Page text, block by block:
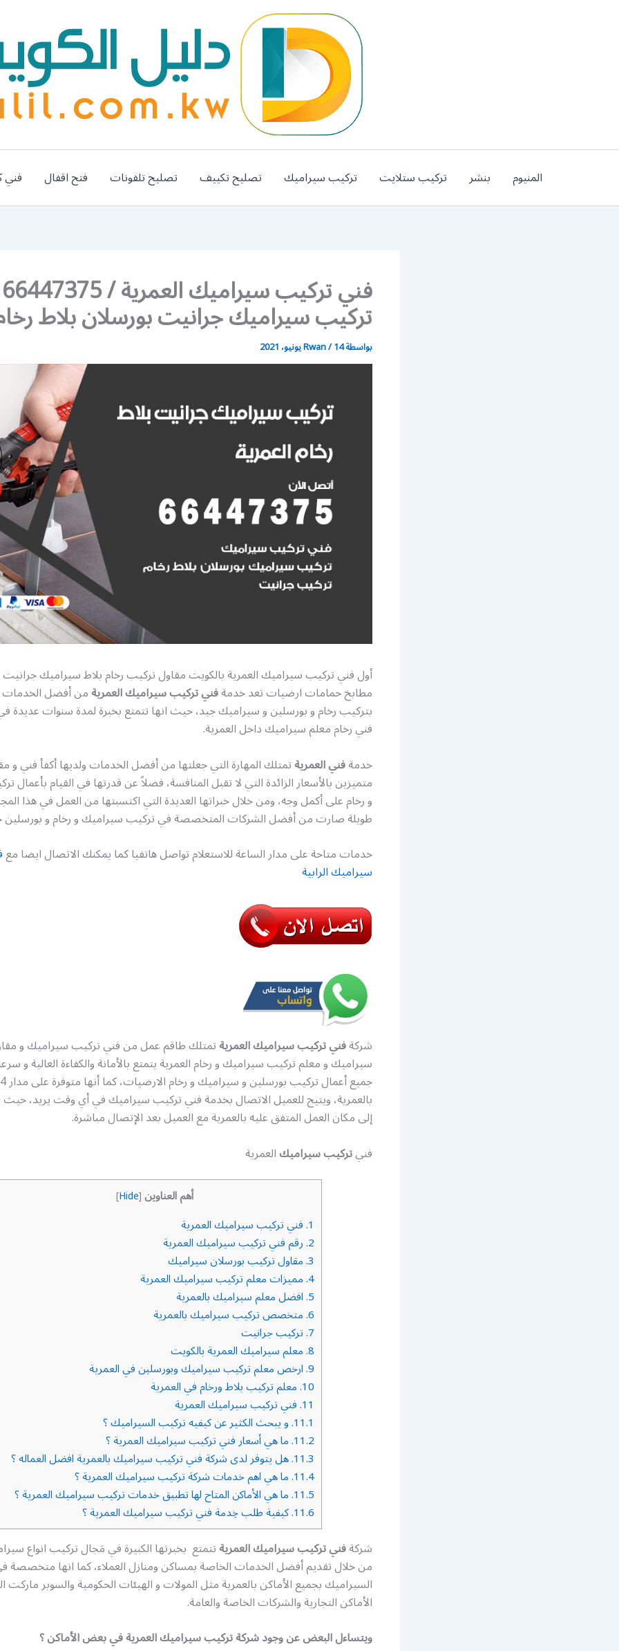
المنيوم بنشر تركيب ستلايت تركيب سيراميك تصليح تكييف تصليح تلفونات فتح اقفال فني
تركيب سيراميك جرانيت بورسلان بلاط
بواسطة Rwan/14 يونيو، 2021
أول فني تركيب سيراميك العمرية بالكويت مقاول تركيب رخام بلاط سيراميك
مطابخ حمامات ارضيات تعد خدمةفني تركيب سيراميك العمريةمن أفضل الخدمات
بتركيب رخام و بورسلين و سيراميك جيد، حيث انها تتمتع بخبرة لمدة سنوات عديدة
فني رخام معلم سيراميك داخل العمرية.
خدمةفني العمريةتمتلك المهارة التي جعلتها من أفضل الخدمات ولديها أكفأ فني و
متميزين بالأسعار الزائدة التي لا تقبل المنافسة، فضلاً عن قدرتها في القيام بأعمال
و رخام على أكمل وجه، ومن خلال خبراتها العديدة التي اكتسبتها من العمل في هذا
طويلة صارت من أفضل الشركات المتخصصة في تركيب سيراميك و رخام و بورسلين
خدمات متاحة على مدار الساعة للاستعلام تواصل هاتفيا كما يمكنك الاتصال ايضا مع
سيراميك الرابية
شركةفني تركيب سيراميك العمريةتمتلك طاقم عمل من فني تركيب سيراميك و
سيراميك و معلم تركيب سيراميك و رخام العمرية يتمتع بالأمانة والكفاءة العالية و
بالعمرية، ويتيح للعميل الاتصال بخدمة فني تركيب سيراميك في أي وقت يريد، حيث
إلى مكان العمل المتفق عليه بالعمرية مع العميل بعد الإتصال مباشرة.
فنيتركيب سيراميكالعمرية
أهم العناوين [
Hide
]
1. فني تركيب سيراميك العمرية
2. رقم فني تركيب سيراميك العمرية
3. مقاول تركيب بورسلان سيراميك
4. مميزات معلم تركيب سيراميك العمرية
5. افضل معلم سيراميك بالعمرية
6. متخصص تركيب سيراميك بالعمرية
7. تركيب جرانيت
8. معلم سيراميك العمرية بالكويت
9. ارخص معلم تركيب سيراميك وبورسلين في العمرية
10. معلم تركيب بلاط ورخام في العمرية
11. فني تركيب سيراميك العمرية
11.1. و يبحث الكثير عن كيفيه تركيب السيراميك ؟
11.2. ما هي أسعار فني تركيب سيراميك العمرية ؟
11.3. هل يتوفر لدى شركة فني تركيب سيراميك بالعمرية افضل العماله ؟
11.4. ما هي اهم خدمات شركة تركيب سيراميك العمرية ؟
11.5. ما هي الأماكن المتاح لها تطبيق خدمات تركيب سيراميك العمرية ؟
11.6. كيفية طلب خِدمة فني تركيب سيراميك العمرية ؟
شركةفني تركيب سيراميك العمريةتتمتع بخبرتها الكبيرة في مَجال تركيب انواع
من خلال تقديم أفضل الخدمات الخاصة بمساكن ومنازل العملاء، كما انها متخصصة
السيراميك بجميع الأماكن بالعمرية مثل المولات و الهيئات الحكومية والسوبر ماركت
الأماكن التجارية والشركات الخاصة والعامة.
ويتساءل البعض عن وجود شركة تركيب سيراميك العمرية في بعض الأماكن ؟